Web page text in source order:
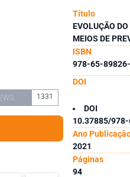
1331
Título
EVOLUÇÃO
MEIOS DE
ISBN
978-65-
DOI
DOI
10.37885/
Ano
2021
Páginas
94